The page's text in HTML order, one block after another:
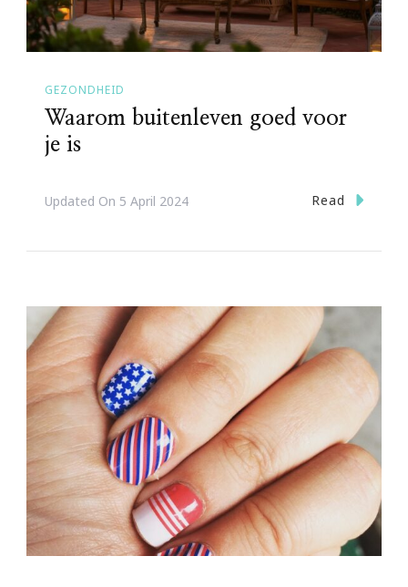
GEZONDHEID
Waarom buitenleven goed voor
je is
Updated On 5 April 2024 Read